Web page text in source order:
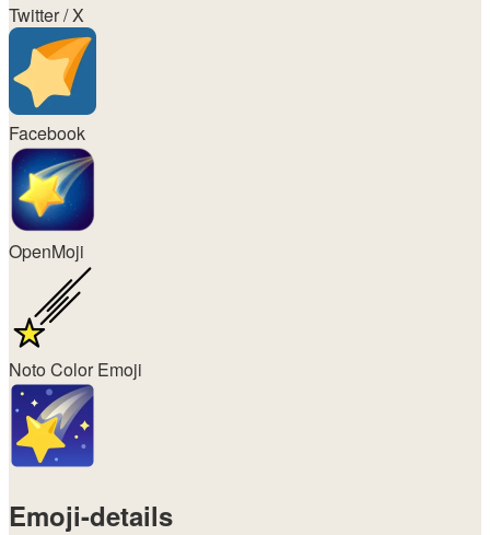
Twitter / X
Facebook
OpenMoji
Noto Color Emoji
Emoji-details